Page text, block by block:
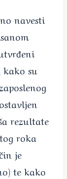
navesti
kako su
rezultate
roka
je
te kako